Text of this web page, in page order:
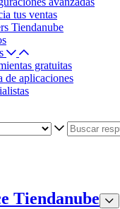
tus ventas
Tiendanube
gratuitas
de aplicaciones
Tiendanube